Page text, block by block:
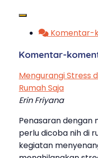
Komentar-
Komentar-
Mengurangi Stress
Rumah Saja
Erin Friyana
Penasaran dengan
perlu dicoba nih di
kegiatan